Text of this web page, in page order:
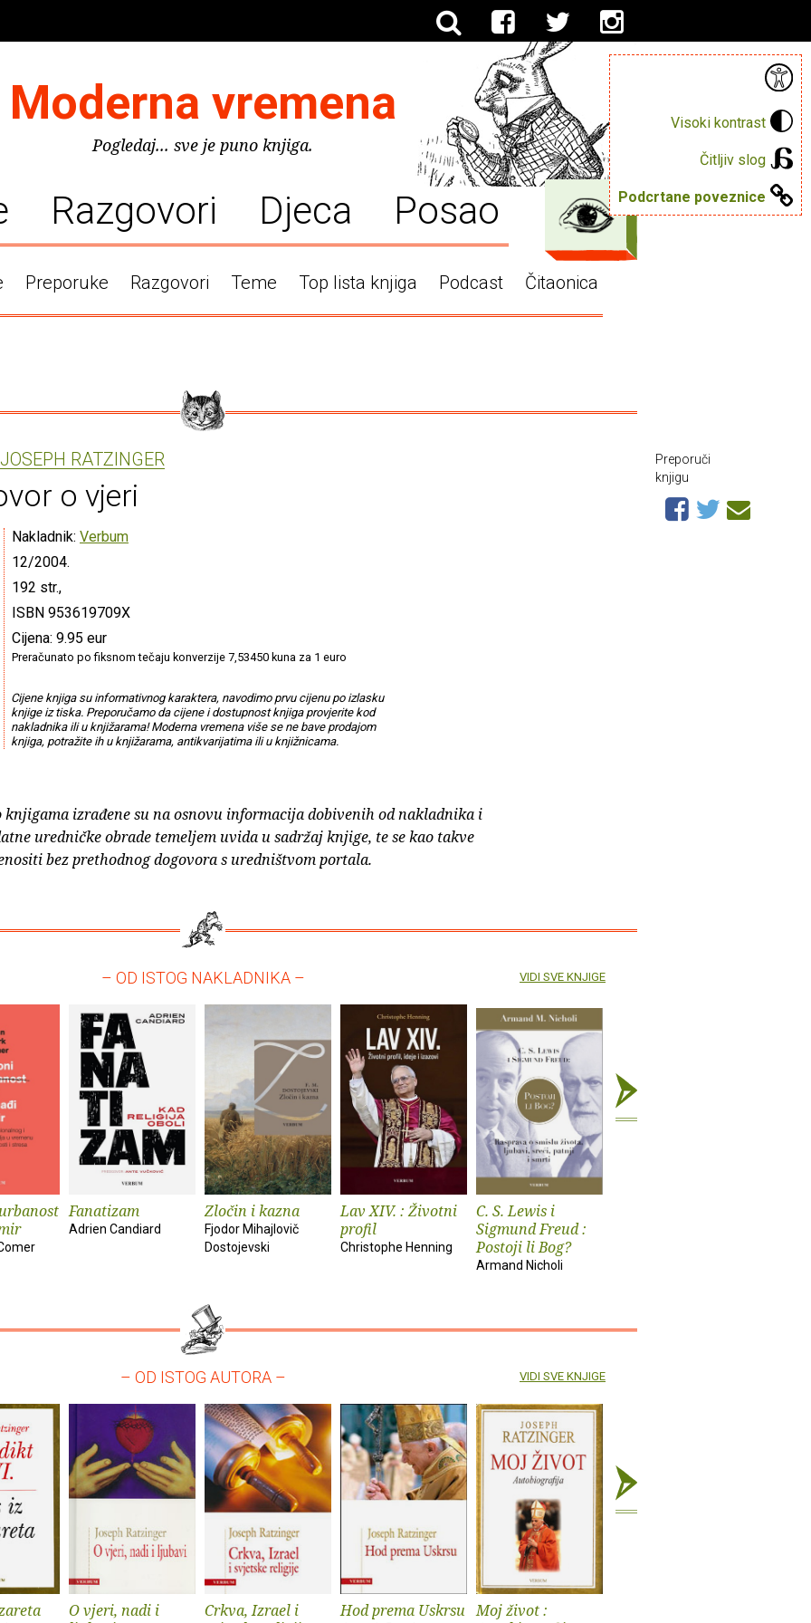
Visoki kontrast
Čitljiv slog
Podcrtane poveznice
Moderna vremena
Pogledaj... sve je puno knjiga.
Razgovori Djeca Posao
Preporuke Razgovori Teme Top lista knjiga Podcast Čitaonica
JOSEPH RATZINGER
o vjeri
Nakladnik: Verbum
12/2004.
192 str.,
ISBN 953619709X
Cijena: 9.95 eur
Preračunato po fiksnom tečaju konverzije 7,53450 kuna za 1 euro
Cijene knjiga su informativnog karaktera, navodimo prvu cijenu po izlasku
knjige iz tiska. Preporučamo da cijene i dostupnost knjiga provjerite kod
nakladnika ili u knjižarama! Moderna vremena više se ne bave prodajom
knjiga, potražite ih u knjižarama, antikvarijatima ili u knjižnicama.
knjigama izrađene su na osnovu informacija dobivenih od nakladnika i
uredničke obrade temeljem uvida u sadržaj knjige, te se kao takve
bez prethodnog dogovora s uredništvom portala.
Preporuči
knjigu
– OD ISTOG NAKLADNIKA –
Fanatizam
Adrien Candiard
Zločin i kazna
Fjodor Mihajlovič
Dostojevski
Lav XIV. : Životni
profil
Christophe Henning
C. S. Lewis i
Sigmund Freud :
Postoji li Bog?
Armand Nicholi
VIDI SVE KNJIGE
– OD ISTOG AUTORA –
O vjeri, nadi i
Crkva, Izrael i
Hod prema Uskrsu Moj život :
VIDI SVE KNJIGE